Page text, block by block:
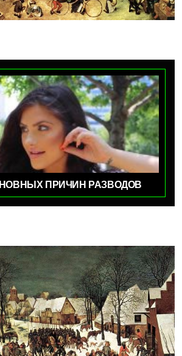
ПРИЧИН РАЗВОДОВ